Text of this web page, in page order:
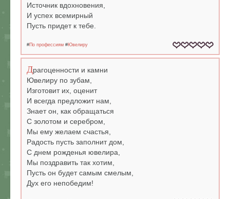
Источник вдохновения,
И успех всемирный
Пусть придет к тебе.
#По профессиям #Ювелиру
Драгоценности и камни
Ювелиру по зубам,
Изготовит их, оценит
И всегда предложит нам,
Знает он, как обращаться
С золотом и серебром,
Мы ему желаем счастья,
Радость пусть заполнит дом,
С днем рожденья ювелира,
Мы поздравить так хотим,
Пусть он будет самым смелым,
Дух его непобедим!